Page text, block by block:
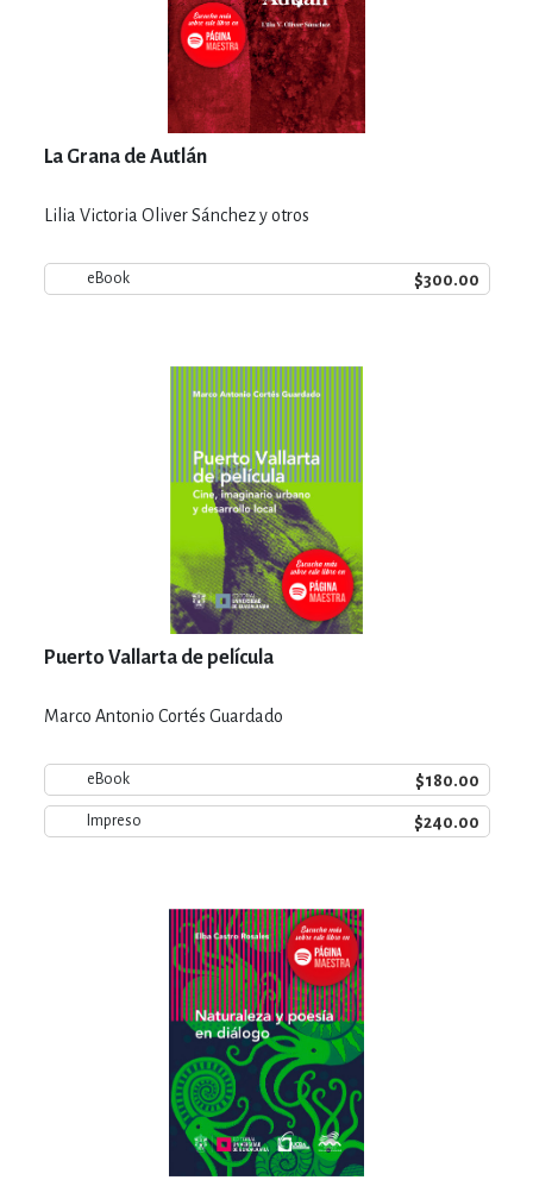
La Grana de Autlán
Lilia Victoria Oliver Sánchez y otros
eBook $300.00
Puerto Vallarta de película
Marco Antonio Cortés Guardado
eBook $180.00
Impreso $240.00